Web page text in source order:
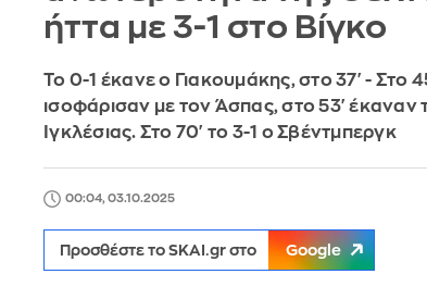
ήττα με 3-1 στο Βίγκο
Το 0-1 έκανε ο Γιακουμάκης, στο 37' - Στο
ισοφάρισαν με τον Άσπας, στο 53' έκαναν
Ιγκλέσιας. Στο 70' το 3-1 ο Σβέντμπεργκ
00:04, 03.10.2025
Προσθέστε το SKAI.gr στο Google